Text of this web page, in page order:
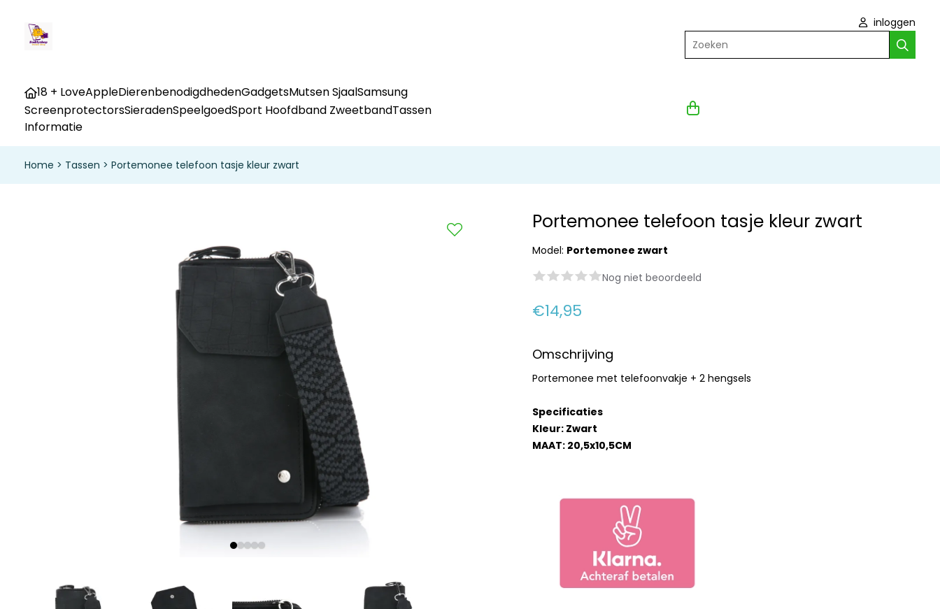
inloggen
Zoeken
18 + LoveAppleDierenbenodigdhedenGadgetsMutsen SjaalSamsung
ScreenprotectorsSieradenSpeelgoedSport Hoofdband ZweetbandTassen
Informatie
Home > Tassen > Portemonee telefoon tasje kleur zwart
Portemonee telefoon tasje kleur zwart
Model: Portemonee zwart
Nog niet beoordeeld
€14,95
Omschrijving
Portemonee met telefoonvakje + 2 hengsels
Specificaties
Kleur: Zwart
MAAT: 20,5x10,5CM